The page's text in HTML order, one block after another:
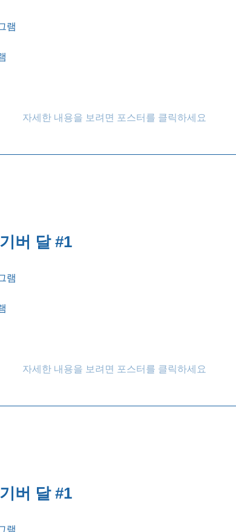
램
자세한 내용을 보려면 포스터를 클릭하세요
버 달 #1
램
자세한 내용을 보려면 포스터를 클릭하세요
버 달 #1
램